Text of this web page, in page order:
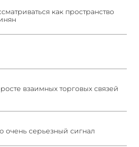
как пространство
взаимных торговых связей
очень серьезный сигнал